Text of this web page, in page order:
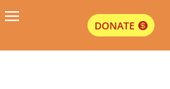
DONATE